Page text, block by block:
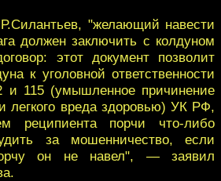
"желающий навести
должен заключить с колдуном
этот документ позволит
к уголовной ответственности
и 115 (умышленное причинение
легкого вреда здоровью) УК РФ,
реципиента порчи что-либо
за мошенничество, если
он не навел", — заявил